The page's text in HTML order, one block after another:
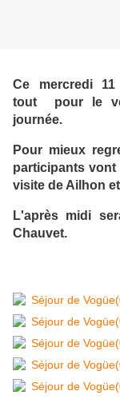
Ce mercredi
tout pour le
journée.
Pour mieux
participants vont
visite de Ailhon
L'après midi
Chauvet.